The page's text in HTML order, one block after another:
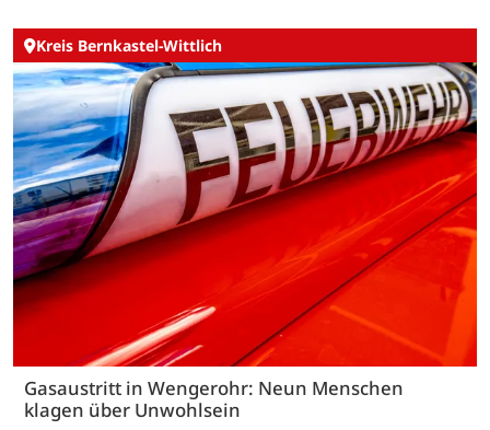
Kreis Bernkastel-Wittlich
Gasaustritt in Wengerohr: Neun Menschen
klagen über Unwohlsein